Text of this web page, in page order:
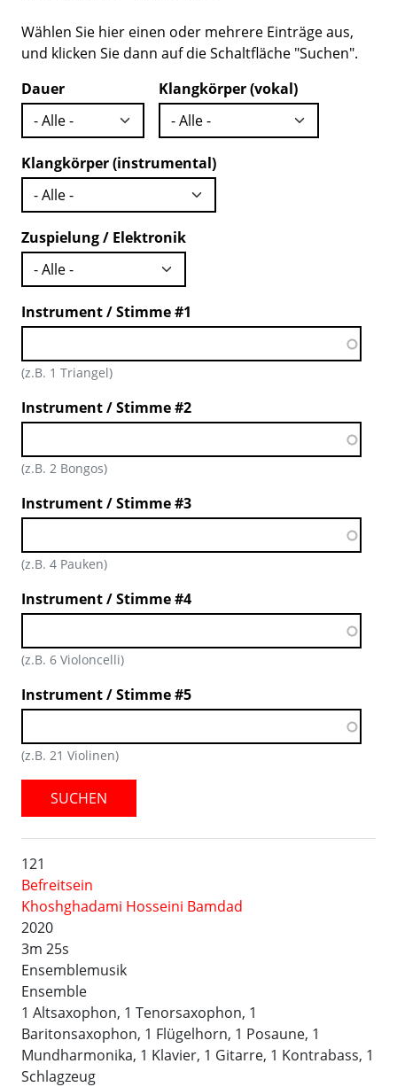
Wählen Sie hier einen oder mehrere Einträge aus,
und klicken Sie dann auf die Schaltfläche "Suchen".
Dauer
Klangkörper (vokal)
Klangkörper (instrumental)
Zuspielung / Elektronik
Instrument / Stimme #1
(z.B. 1 Triangel)
Instrument / Stimme #2
(z.B. 2 Bongos)
Instrument / Stimme #3
(z.B. 4 Pauken)
Instrument / Stimme #4
(z.B. 6 Violoncelli)
Instrument / Stimme #5
(z.B. 21 Violinen)
SUCHEN
121
Befreitsein
Khoshghadami Hosseini Bamdad
2020
3m 25s
Ensemblemusik
Ensemble
1 Altsaxophon, 1 Tenorsaxophon, 1
Baritonsaxophon, 1 Flügelhorn, 1 Posaune, 1
Mundharmonika, 1 Klavier, 1 Gitarre, 1 Kontrabass, 1
Schlagzeug